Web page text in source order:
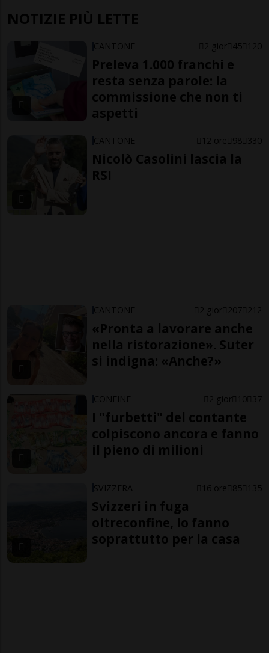
NOTIZIE PIÙ LETTE
CANTONE 2 gior 45 120
Preleva 1.000 franchi e
resta senza parole: la
commissione che non ti
aspetti
CANTONE 12 ore 98 330
Nicolò Casolini lascia la
RSI
CANTONE 2 gior 207 212
«Pronta a lavorare anche
nella ristorazione». Suter
si indigna: «Anche?»
CONFINE 2 gior 10 37
I "furbetti" del contante
colpiscono ancora e fanno
il pieno di milioni
SVIZZERA 16 ore 85 135
Svizzeri in fuga
oltreconfine, lo fanno
soprattutto per la casa